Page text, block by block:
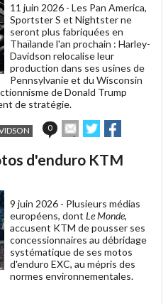
11 juin 2026 - Les Pan America,
Sportster S et Nightster ne
seront plus fabriquées en
Thaïlande l'an prochain : Harley-
Davidson relocalise leur
production dans ses usines de
Pennsylvanie et du Wisconsin
de Donald Trump
de stratégie.
0
Envoyer
cet
à
Partager
sur sur
d'enduro KTM
9 juin 2026 - Plusieurs médias
européens, dont Le Monde,
accusent KTM de pousser ses
concessionnaires au débridage
systématique de ses motos
d'enduro EXC, au mépris des
normes environnementales.